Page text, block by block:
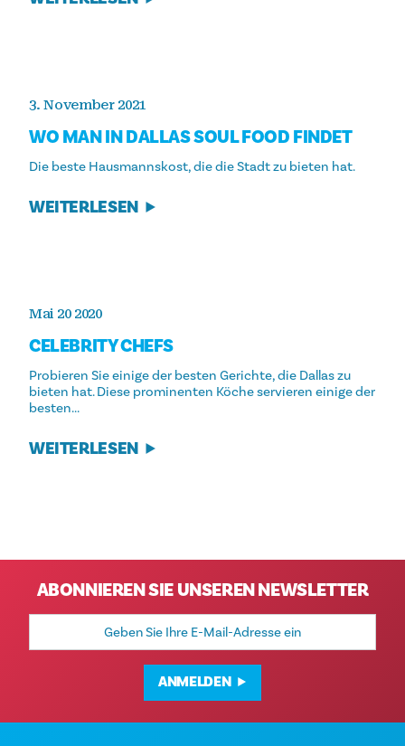
3. November 2021
WO MAN IN DALLAS SOUL FOOD FINDET
Die beste Hausmannskost, die die Stadt zu bieten hat.
WEITERLESEN
Mai 20 2020
CELEBRITY CHEFS
Probieren Sie einige der besten Gerichte, die Dallas zu
bieten hat. Diese prominenten Köche servieren einige der
besten...
WEITERLESEN
ABONNIEREN SIE UNSEREN NEWSLETTER
E-
Adresse
ANMELDEN